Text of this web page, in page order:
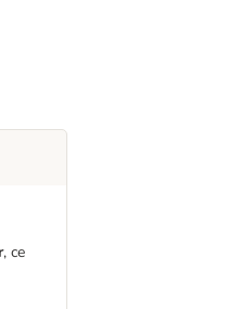
, ce